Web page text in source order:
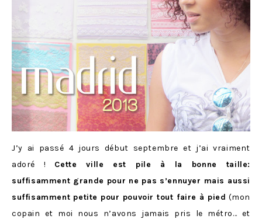
J’y ai passé 4 jours début septembre et j’ai vraiment
adoré ! Cette ville est pile à la bonne taille:
suffisamment grande pour ne pas s’ennuyer mais aussi
suffisamment petite pour pouvoir tout faire à pied (mon
copain et moi nous n’avons jamais pris le métro… et